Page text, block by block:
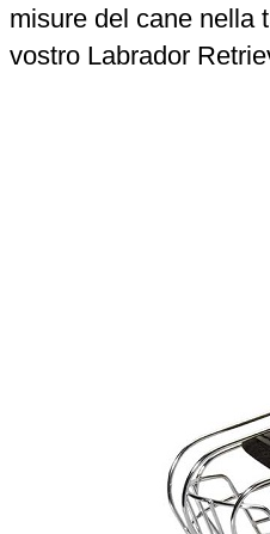
misure del cane nella
vostro Labrador